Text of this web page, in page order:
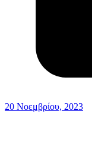
20 Νοεμβρίου, 2023